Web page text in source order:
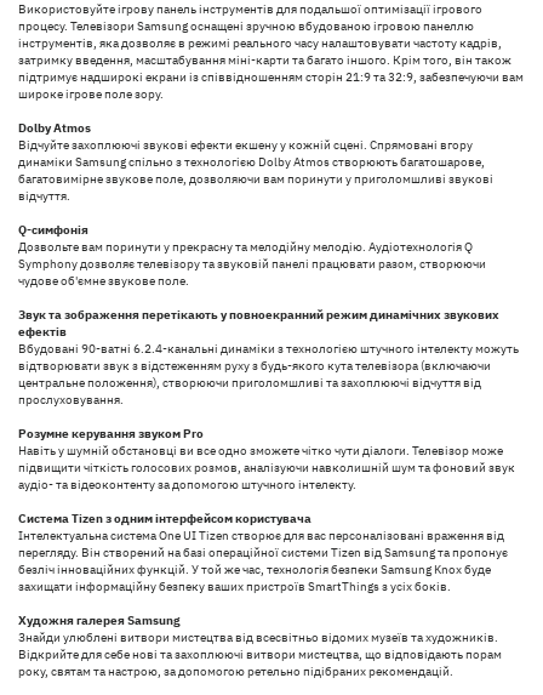
Використовуйте ігрову панель інструментів для подальшої оптимізації ігрового
процесу. Телевізори Samsung оснащені зручною вбудованою ігровою панеллю
інструментів, яка дозволяє в режимі реального часу налаштовувати частоту кадрів,
затримку введення, масштабування міні-карти та багато іншого. Крім того, він також
підтримує надширокі екрани із співвідношенням сторін 21:9 та 32:9, забезпечуючи вам
широке ігрове поле зору.
Dolby Atmos
Відчуйте захоплюючі звукові ефекти екшену у кожній сцені. Спрямовані вгору
динаміки Samsung спільно з технологією Dolby Atmos створюють багатошарове,
багатовимірне звукове поле, дозволяючи вам поринути у приголомшливі звукові
відчуття.
Q-симфонія
Дозвольте вам поринути у прекрасну та мелодійну мелодію. Аудіотехнологія Q
Symphony дозволяє телевізору та звуковій панелі працювати разом, створюючи
чудове об'ємне звукове поле.
Звук та зображення перетікають у повноекранний режим динамічних звукових
ефектів
Вбудовані 90-ватні 6.2.4-канальні динаміки з технологією штучного інтелекту можуть
відтворювати звук з відстеженням руху з будь-якого кута телевізора (включаючи
центральне положення), створюючи приголомшливі та захоплюючі відчуття від
прослуховування.
Розумне керування звуком Pro
Навіть у шумній обстановці ви все одно зможете чітко чути діалоги. Телевізор може
підвищити чіткість голосових розмов, аналізуючи навколишній шум та фоновий звук
аудіо- та відеоконтенту за допомогою штучного інтелекту.
Система Tizen з одним інтерфейсом користувача
Інтелектуальна система One UI Tizen створює для вас персоналізовані враження від
перегляду. Він створений на базі операційної системи Tizen від Samsung та пропонує
безліч інноваційних функцій. У той же час, технологія безпеки Samsung Knox буде
захищати інформаційну безпеку ваших пристроїв SmartThings з усіх боків.
Художня галерея Samsung
Знайди улюблені витвори мистецтва від всесвітньо відомих музеїв та художників.
Відкрийте для себе нові та захоплюючі витвори мистецтва, що відповідають порам
року, святам та настрою, за допомогою ретельно підібраних рекомендацій.